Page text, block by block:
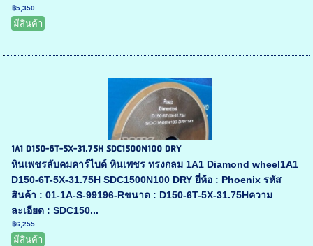
฿5,350
มีสินค้า
1A1 D150-6T-5X-31.75H SDC1500N100 DRY
หินเพชรลับคมคาร์ไบด์ หินเพชร ทรงกลม 1A1 Diamond wheel1A1
D150-6T-5X-31.75H SDC1500N100 DRY ยี่ห้อ : Phoenix รหัส
สินค้า : 01-1A-S-99196-Rขนาด : D150-6T-5X-31.75Hความ
ละเอียด : SDC150...
฿6,255
มีสินค้า